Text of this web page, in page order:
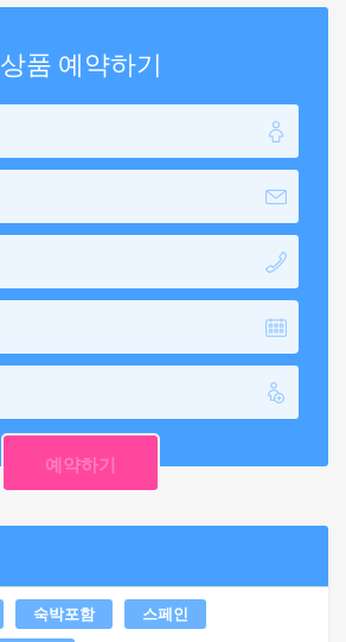
상품 예약하기
숙박포함 스페인